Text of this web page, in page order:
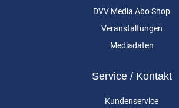
DVV Media Abo Shop
Veranstaltungen
Mediadaten
Service / Kontakt
Kundenservice